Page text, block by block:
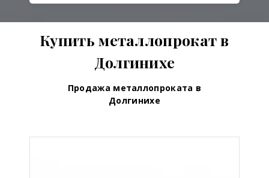
Купить металлопрокат в
Долгинихе
Продажа металлопроката в
Долгинихе